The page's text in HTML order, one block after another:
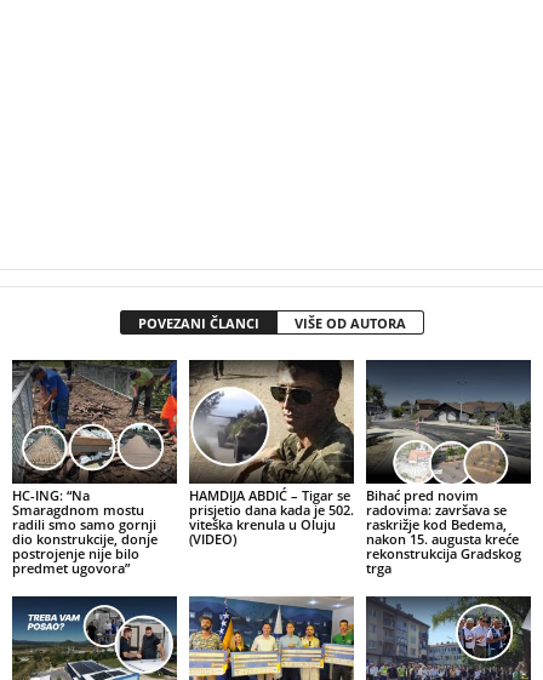
POVEZANI ČLANCI VIŠE OD AUTORA
HC-ING: “Na
Smaragdnom mostu
radili smo samo gornji
dio konstrukcije, donje
postrojenje nije bilo
predmet ugovora”
HAMDIJA ABDIĆ – Tigar se
prisjetio dana kada je 502.
viteška krenula u Oluju
(VIDEO)
Bihać pred novim
radovima: završava se
raskrižje kod Bedema,
nakon 15. augusta kreće
rekonstrukcija Gradskog
trga